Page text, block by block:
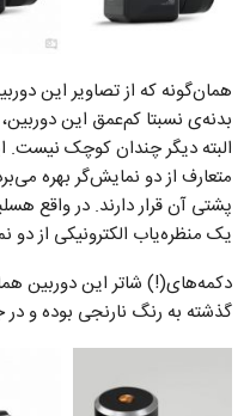
بدنه‌ی نسبتا کم‌عمق این
البته دیگر چندان کوچک نیست.
متعارف از دو نمایش‌گر بهره
پشتی آن قرار دارند. در واقع
یک منظره‌یاب الکترونیکی از دو
دکمه‌‌های(!) شاتر این دوربین
گذشته به رنگ نارنجی بوده و در